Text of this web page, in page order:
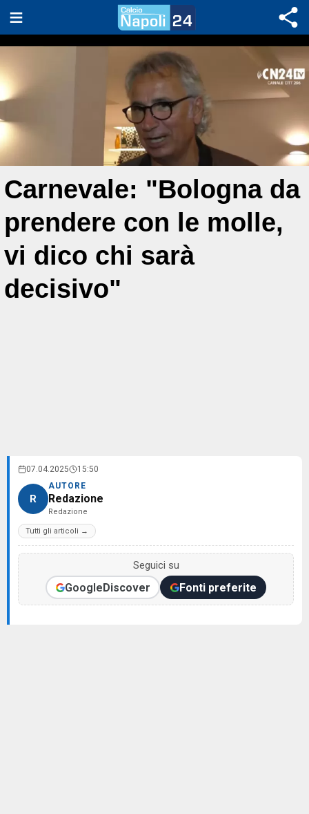
Carnevale: "Bologna da
prendere con le molle,
vi dico chi sarà
decisivo"
07.04.2025 15:50
R
AUTORE
Redazione
Redazione
Tutti gli articoli →
Seguici su
GoogleDiscover Fonti preferite